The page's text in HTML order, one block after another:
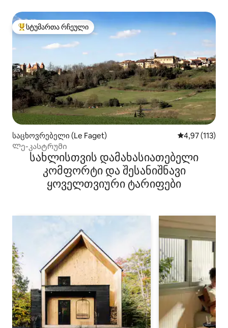
სტუმართა რჩეული მოწინავე ვარიანტი
სტუმართა რჩეული
საცხოვრებელი (Le Faget) საშუალო
4,97 (113)
Ლე-კასტრუმი
სახლისთვის დამახასიათებელი
კომფორტი და შესანიშნავი
ყოველთვიური ტარიფები